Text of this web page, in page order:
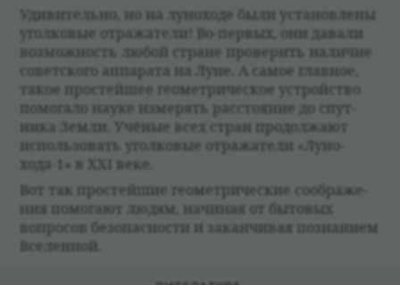
Уди­ви­тельно, но на луно­ходе были уста­нов­лены
угол­ко­вые отража­тели! Во-пер­вых, они давали
возмож­ность любой стране про­ве­рить нали­чие
совет­ского аппа­рата на Луне. А самое глав­ное,
такое про­стейшее геомет­ри­че­ское устройство
помогало науке изме­рять рас­сто­я­ние до спут­
ника Земли. Учё­ные всех стран про­должают
исполь­зо­вать угол­ко­вые отража­тели «Луно­
хода-1» в XXI веке.
Вот так про­стейшие геомет­ри­че­ские сооб­раже­
ния помогают людям, начи­ная от быто­вых
вопро­сов без­опас­но­сти и закан­чи­вая позна­нием
Все­лен­ной.